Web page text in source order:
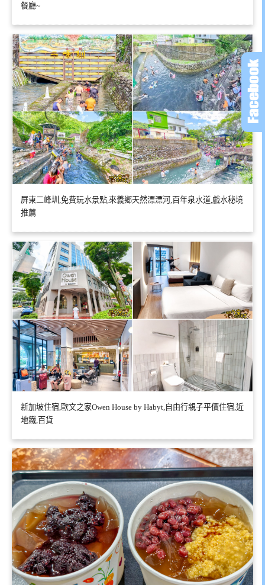
餐廳~
屏東二峰圳,免費玩水景點,來義鄉天然漂漂河,百年泉水道,戲水秘境
推薦
新加坡住宿,歐文之家Owen House by Habyt,自由行親子平價住宿,近
地鐵,百貨